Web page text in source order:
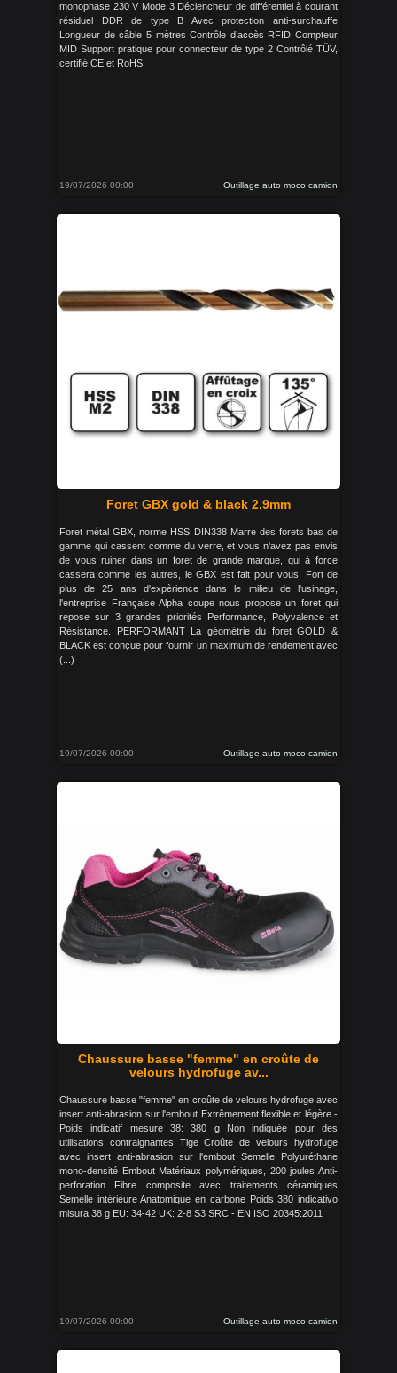
monophase 230 V Mode 3 Déclencheur de différentiel à courant
résiduel DDR de type B Avec protection anti-surchauffe
Longueur de câble 5 mètres Contrôle d’accès RFID Compteur
MID Support pratique pour connecteur de type 2 Contrôlé TÜV,
certifié CE et RoHS
19/07/2026 00:00 Outillage auto moco camion
Foret GBX gold & black 2.9mm
Foret métal GBX, norme HSS DIN338 Marre des forets bas de
gamme qui cassent comme du verre, et vous n'avez pas envis
de vous ruiner dans un foret de grande marque, qui à force
cassera comme les autres, le GBX est fait pour vous. Fort de
plus de 25 ans d'expèrience dans le milieu de l'usinage,
l'entreprise Française Alpha coupe nous propose un foret qui
repose sur 3 grandes priorités Performance, Polyvalence et
Résistance. PERFORMANT La géométrie du foret GOLD &
BLACK est conçue pour fournir un maximum de rendement avec
(...)
19/07/2026 00:00 Outillage auto moco camion
Chaussure basse "femme" en croûte de
velours hydrofuge av...
Chaussure basse "femme" en croûte de velours hydrofuge avec
insert anti-abrasion sur l'embout Extrêmement flexible et légère -
Poids indicatif mesure 38: 380 g Non indiquée pour des
utilisations contraignantes Tige Croûte de velours hydrofuge
avec insert anti-abrasion sur l'embout Semelle Polyuréthane
mono-densité Embout Matériaux polymériques, 200 joules Anti-
perforation Fibre composite avec traitements céramiques
Semelle intérieure Anatomique en carbone Poids 380 indicativo
misura 38 g EU: 34-42 UK: 2-8 S3 SRC - EN ISO 20345:2011
19/07/2026 00:00 Outillage auto moco camion